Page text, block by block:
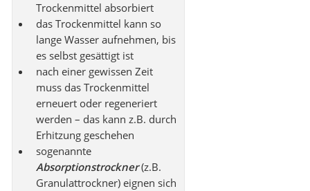
Trockenmittel absorbiert
das Trockenmittel kann so
lange Wasser aufnehmen, bis
es selbst gesättigt ist
nach einer gewissen Zeit
muss das Trockenmittel
erneuert oder regeneriert
werden – das kann z.B. durch
Erhitzung geschehen
sogenannte
Absorptionstrockner(z.B.
Granulattrockner) eignen sich